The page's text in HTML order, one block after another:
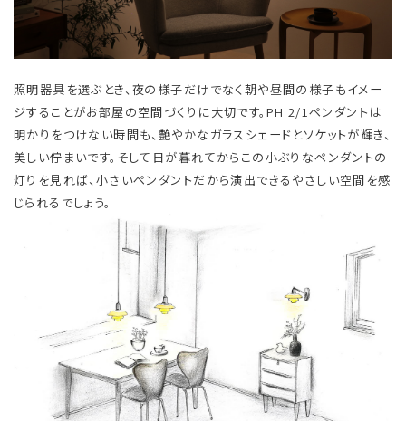
照明器具を選ぶとき、夜の様子だけでなく朝や昼間の様子もイメー
ジすることがお部屋の空間づくりに大切です。PH 2/1ペンダントは
明かりをつけない時間も、艶やかなガラスシェードとソケットが輝き、
美しい佇まいです。そして日が暮れてからこの小ぶりなペンダントの
灯りを見れば、小さいペンダントだから演出できるやさしい空間を感
じられるでしょう。 ​